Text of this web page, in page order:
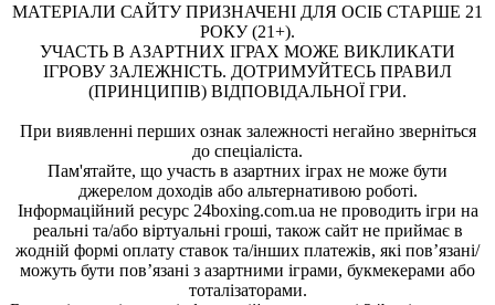
МАТЕРІАЛИ САЙТУ ПРИЗНАЧЕНІ ДЛЯ ОСІБ СТАРШЕ 21
РОКУ (21+).
УЧАСТЬ В АЗАРТНИХ ІГРАХ МОЖЕ ВИКЛИКАТИ
ІГРОВУ ЗАЛЕЖНІСТЬ. ДОТРИМУЙТЕСЬ ПРАВИЛ
(ПРИНЦИПІВ) ВІДПОВІДАЛЬНОЇ ГРИ.
При виявленні перших ознак залежності негайно зверніться
до спеціаліста.
Пам'ятайте, що участь в азартних іграх не може бути
джерелом доходів або альтернативою роботі.
Інформаційний ресурс 24boxing.com.ua не проводить ігри на
реальні та/або віртуальні гроші, також сайт не приймає в
жодній формі оплату ставок та/інших платежів, які пов’язані/
можуть бути пов’язані з азартними іграми, букмекерами або
тоталізаторами.